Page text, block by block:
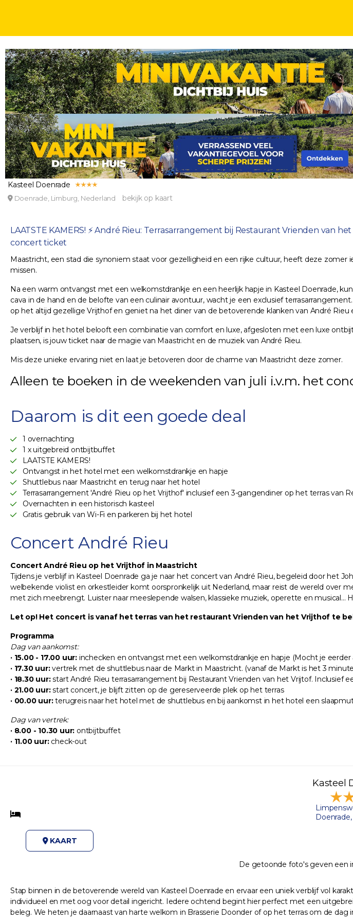
CULINAIR OVERNACHTEN UNIEK OVERNACHTEN DAGEN
LAATSTE KAMERS! ⚡️ André Rieu: Terrasarrangement bij Restaurant
3-gangendiner en concert ticket
Kasteel Doenrade
Doenrade, Limburg, Nederland bekijk op kaart
LAATSTE KAMERS! ⚡️ André Rieu: Terrasarrangement bij Restaurant Vrienden
concert ticket
Maastricht, een stad die synoniem staat voor gezelligheid en een rijke cultuur, heeft deze
missen.
Na een warm ontvangst met een welkomstdrankje en een heerlijk hapje in Kasteel Doenrade,
cava in de hand en de belofte van een culinair avontuur, wacht je een exclusief
op het altijd gezellige Vrijthof en geniet na het diner van de betoverende klanken van André Rieu
Je verblijf in het hotel belooft een combinatie van comfort en luxe, afgesloten met een luxe
plaatsen, is jouw ticket naar de magie van Maastricht en de muziek van André Rieu.
Mis deze unieke ervaring niet en laat je betoveren door de charme van Maastricht deze zomer.
Alleen te boeken in de weekenden van juli i.v.m. het
Daarom is dit een goede deal
1 overnachting
1 x uitgebreid ontbijtbuffet
LAATSTE KAMERS!
Ontvangst in het hotel met een welkomstdrankje en hapje
Shuttlebus naar Maastricht en terug naar het hotel
Terrasarrangement 'André Rieu op het Vrijthof' inclusief een 3-gangendiner op het terras van
Overnachten in een historisch kasteel
Gratis gebruik van Wi-Fi en parkeren bij het hotel
Concert André Rieu
Concert André Rieu op het Vrijthof in Maastricht
Tijdens je verblijf in Kasteel Doenrade ga je naar het concert van André Rieu, begeleid door het
welbekende violist en orkestleider komt oorspronkelijk uit Nederland, maar reist de wereld
met zich meebrengt. Luister naar meeslepende walsen, klassieke muziek, operette en
Let op! Het concert is vanaf het terras van het restaurant Vrienden van het Vrijthof te
Programma
Dag van aankomst:
· 15.00 - 17.00 uur: inchecken en ontvangst met een welkomstdrankje en hapje (Mocht je
· 17.30 uur:vertrek met de shuttlebus naar de Markt in Maastricht. (vanaf de Markt is het 3
· 18.30 uur:start André Rieu terrasarrangement bij Restaurant Vrienden van het Vrijtof. Inclusief
· 21.00 uur:start concert, je blijft zitten op de gereserveerde plek op het terras
· 00.00 uur:terugreis naar het hotel met de shuttlebus en bij aankomst in het hotel een
Dag van vertrek:
· 8.00 - 10.30 uur: ontbijtbuffet
· 11.00 uur:check-out
Kasteel
KAART
De getoonde foto's geven een
Stap binnen in de betoverende wereld van Kasteel Doenrade en ervaar een uniek verblijf vol
individueel en met oog voor detail ingericht. Iedere ochtend begint hier perfect met een
beleg. We heten je daarnaast van harte welkom in Brasserie Doonder of op het terras om de